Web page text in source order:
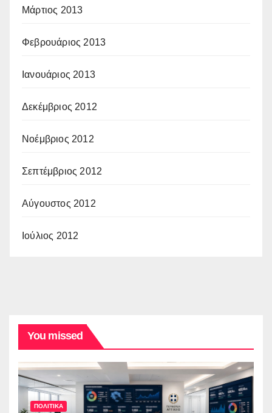
Μάρτιος 2013
Φεβρουάριος 2013
Ιανουάριος 2013
Δεκέμβριος 2012
Νοέμβριος 2012
Σεπτέμβριος 2012
Αύγουστος 2012
Ιούλιος 2012
You missed
ΠΟΛΙΤΙΚΑ